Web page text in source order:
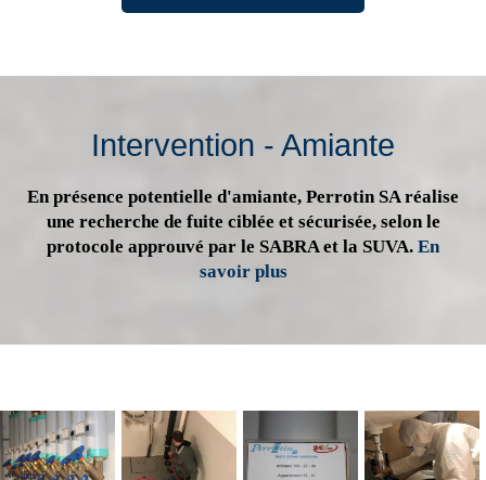
Intervention - Amiante
En présence potentielle d'amiante, Perrotin SA réalise
une recherche de fuite ciblée et sécurisée, selon le
protocole approuvé par le SABRA et la SUVA. En
savoir plus